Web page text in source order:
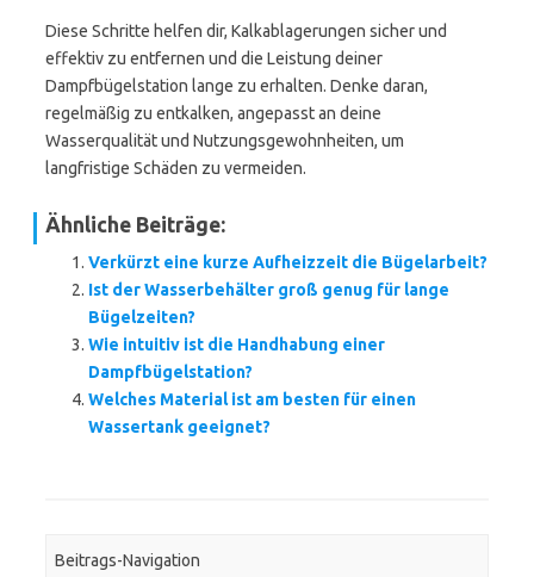
Diese Schritte helfen dir, Kalkablagerungen sicher und
effektiv zu entfernen und die Leistung deiner
Dampfbügelstation lange zu erhalten. Denke daran,
regelmäßig zu entkalken, angepasst an deine
Wasserqualität und Nutzungsgewohnheiten, um
langfristige Schäden zu vermeiden.
Ähnliche Beiträge:
Verkürzt eine kurze Aufheizzeit die Bügelarbeit?
Ist der Wasserbehälter groß genug für lange
Bügelzeiten?
Wie intuitiv ist die Handhabung einer
Dampfbügelstation?
Welches Material ist am besten für einen
Wassertank geeignet?
Beitrags-Navigation